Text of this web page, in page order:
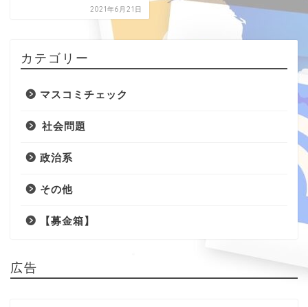
2021年6月21日
カテゴリー
マスコミチェック
社会問題
政治系
その他
【募金箱】
広告